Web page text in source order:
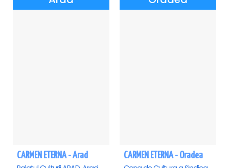
CARMEN ETERNA - Arad CARMEN ETERNA - Oradea